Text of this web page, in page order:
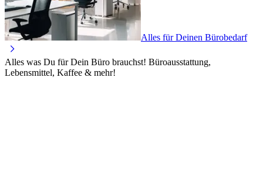
Alles für Deinen Bürobedarf
Alles was Du für Dein Büro brauchst! Büroausstattung,
Lebensmittel, Kaffee & mehr!